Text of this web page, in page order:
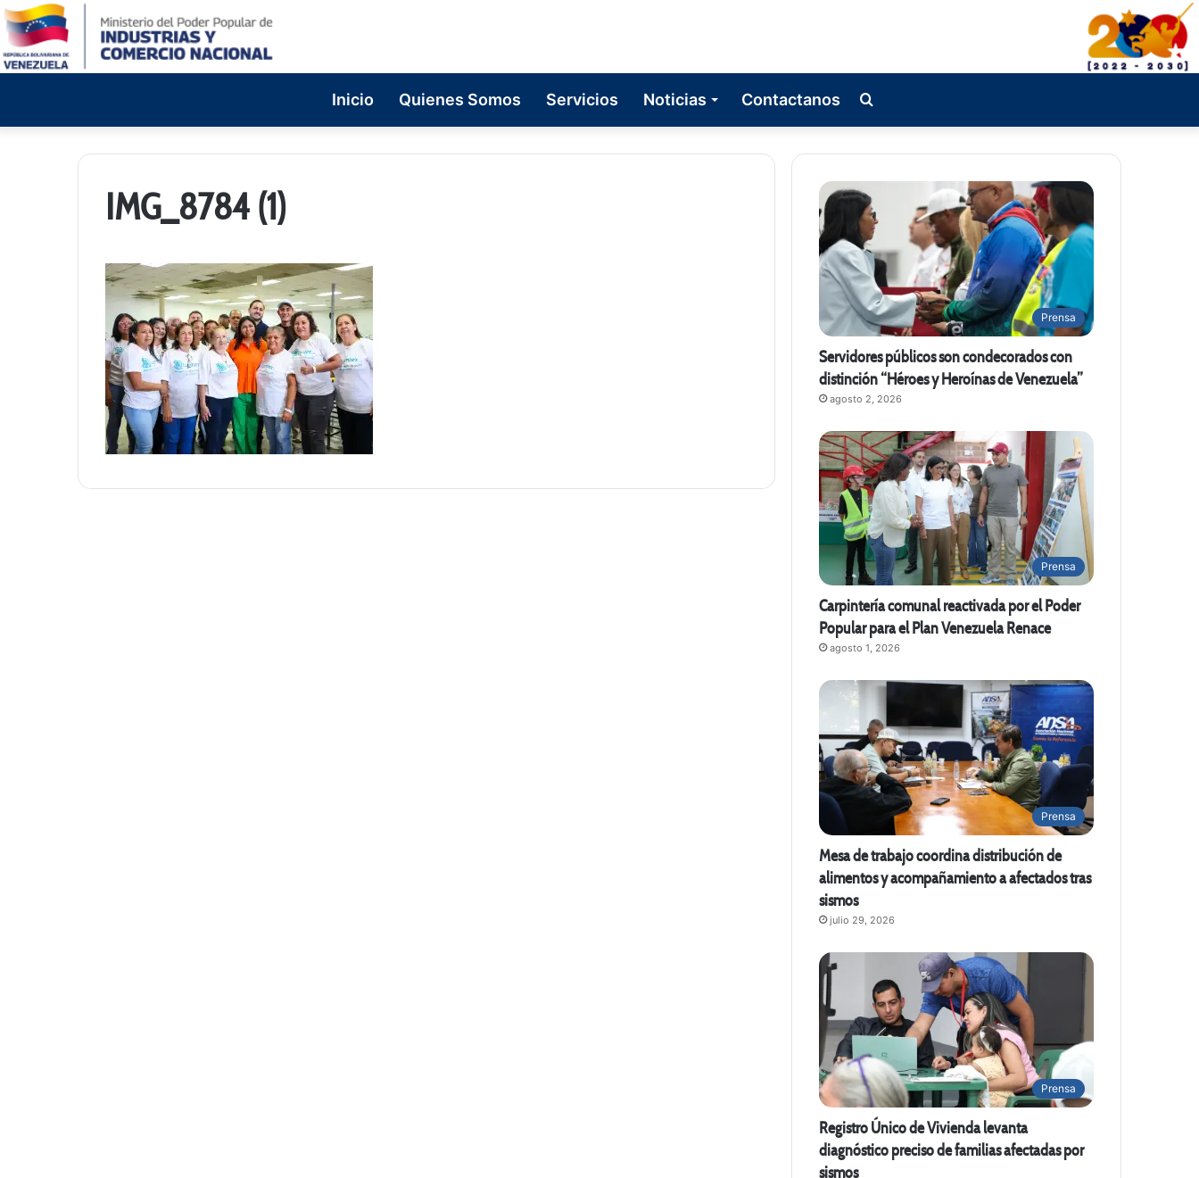
Inicio Quienes Somos Servicios Noticias Contactanos
de
IMG_8784 (1)
Prensa
Servidores públicos son condecorados con
distinción “Héroes y Heroínas de Venezuela”
agosto 2, 2026
Prensa
Carpintería comunal reactivada por el Poder
Popular para el Plan Venezuela Renace
agosto 1, 2026
Prensa
Mesa de trabajo coordina distribución de
alimentos y acompañamiento a afectados tras
sismos
julio 29, 2026
Prensa
Registro Único de Vivienda levanta
diagnóstico preciso de familias afectadas por
sismos